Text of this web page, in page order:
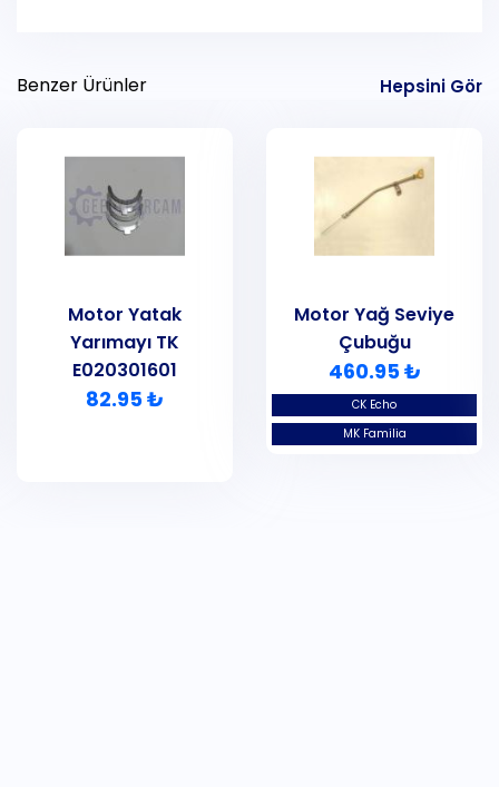
Benzer Ürünler Hepsini Gör
Motor Yatak
Yarımayı TK
E020301601
82.95 ₺
CK Echo
MK Familia
Motor Yağ Seviye
Çubuğu
460.95 ₺